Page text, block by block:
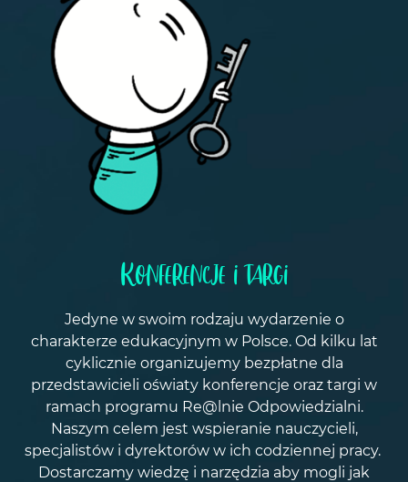
Konferencje i targi
Jedyne w swoim rodzaju wydarzenie o
charakterze edukacyjnym w Polsce. Od kilku lat
cyklicznie organizujemy bezpłatne dla
przedstawicieli oświaty konferencje oraz targi w
ramach programu Re@lnie Odpowiedzialni.
Naszym celem jest wspieranie nauczycieli,
specjalistów i dyrektorów w ich codziennej pracy.
Dostarczamy wiedzę i narzędzia aby mogli jak